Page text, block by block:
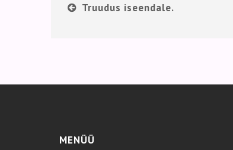
Truudus iseendale.
MENÜÜ